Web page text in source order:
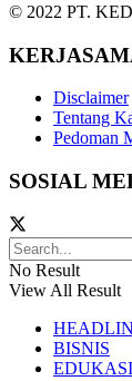
© 2022 PT.
Disclaimer
Tentang
Pedoman
SOSIAL
No Result
View All Result
BISNIS
EDUKASI